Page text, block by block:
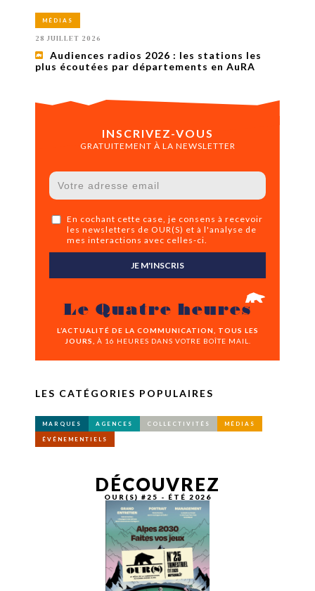
MÉDIAS
28 JUILLET 2026
Audiences radios 2026 : les stations les
plus écoutées par départements en AuRA
INSCRIVEZ-VOUS
GRATUITEMENT À LA NEWSLETTER
En cochant cette case, je consens à recevoir
les newsletters de OUR(S) et à l'analyse de
mes interactions avec celles-ci.
JE M'INSCRIS
Le Quatre heures
L’ACTUALITÉ DE LA COMMUNICATION, TOUS LES
JOURS,
À 16 HEURES DANS VOTRE BOÎTE MAIL.
LES CATÉGORIES POPULAIRES
MARQUES AGENCES COLLECTIVITÉS MÉDIAS
ÉVÉNEMENTIELS
DÉCOUVREZ
OUR(S) #25 - ÉTÉ 2026